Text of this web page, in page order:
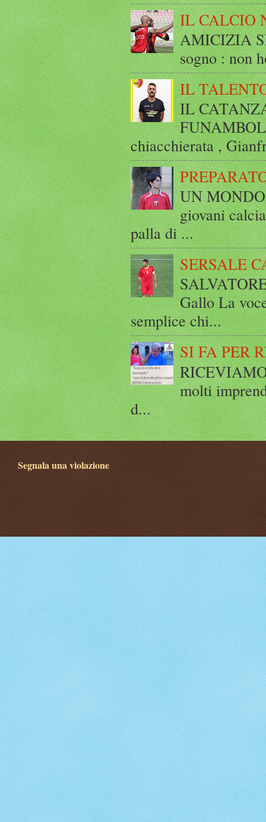
IL CALCIO
AMICIZIA
sogno : non
IL
IL
chiacchierata ,
UN
giovani
palla di ...
SERSALE
Gallo La
semplice chi...
SI FA PER
molti
d...
Segnala una violazione